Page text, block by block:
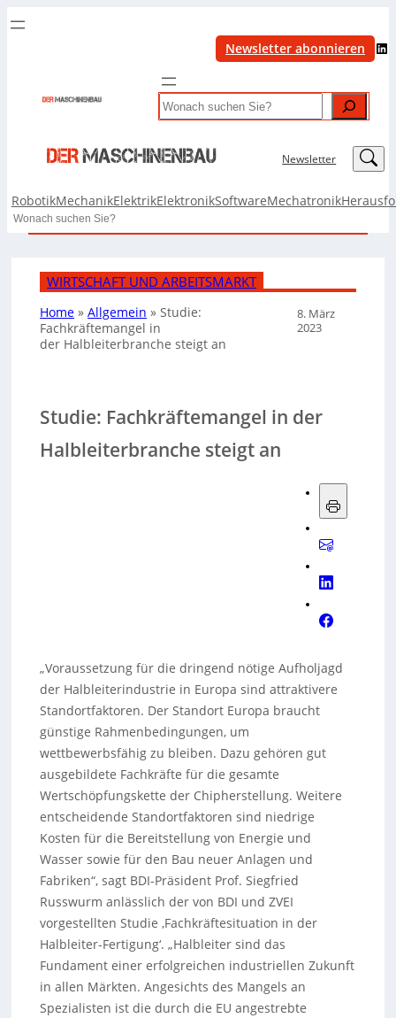
Newsletter abonnieren LinkedIn
Search
Newsletter LinkedIn
RobotikMechanikElektrikElektronikSoftwareMechatronik
Search
WIRTSCHAFT UND ARBEITSMARKT
Home »Allgemein »Studie:
Fachkräftemangel in
der Halbleiterbranche steigt an
8. März
2023
Studie: Fachkräftemangel in der
Halbleiterbranche steigt an
„Voraussetzung für die dringend nötige Aufholjagd
der Halbleiterindustrie in Europa sind attraktivere
Standortfaktoren. Der Standort Europa braucht
günstige Rahmenbedingungen, um
wettbewerbsfähig zu bleiben. Dazu gehören gut
ausgebildete Fachkräfte für die gesamte
Wertschöpfungskette der Chipherstellung. Weitere
entscheidende Standortfaktoren sind niedrige
Kosten für die Bereitstellung von Energie und
Wasser sowie für den Bau neuer Anlagen und
Fabriken“, sagt BDI-Präsident Prof. Siegfried
Russwurm anlässlich der von BDI und ZVEI
vorgestellten Studie ‚Fachkräftesituation in der
Halbleiter-Fertigung‘. „Halbleiter sind das
Fundament einer erfolgreichen industriellen Zukunft
in allen Märkten. Angesichts des Mangels an
Spezialisten ist die durch die EU angestrebte